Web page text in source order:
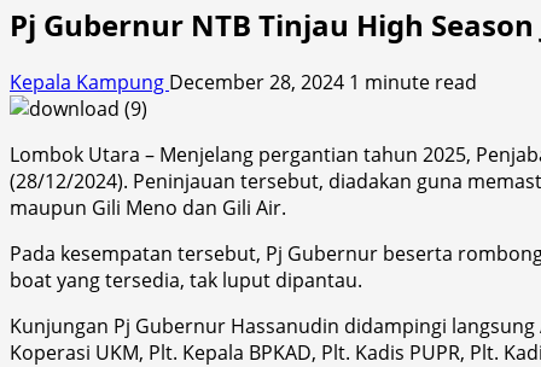
Pj Gubernur NTB Tinjau High
Kepala Kampung December 28, 2024 1 minute read
Lombok Utara – Menjelang pergantian tahun 2025,
(28/12/2024). Peninjauan tersebut, diadakan guna
maupun Gili Meno dan Gili Air.
Pada kesempatan tersebut, Pj Gubernur beserta
boat yang tersedia, tak luput dipantau.
Kunjungan Pj Gubernur Hassanudin didampingi langsung
Koperasi UKM, Plt. Kepala BPKAD, Plt. Kadis PUPR, Plt.